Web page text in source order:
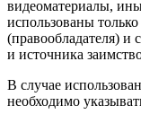
видеоматериалы,
использованы
(правообладателя) и
и источника
В случае
необходимо